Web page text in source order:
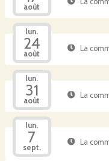
août
lun.
24
août
La
lun.
31
août
La
lun.
7
sept.
La